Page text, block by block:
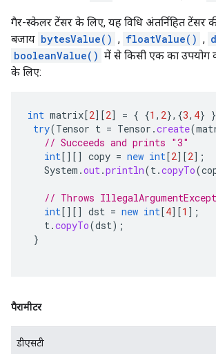
गैर-स्केलर टेंसर के लिए, यह विधि अंतर्निहित टेंसर
बजाय bytesValue() , floatValue() ,
booleanValue() में से किसी एक का उपयोग
के लिए:
int matrix[2][2] = { {1 , 2},{3, 4}
try(Tensor t = Tensor .create(
// Succeeds and prints "3"
int[][] copy = new int[2][2] ;
System .out.println(t.copyTo(
// Throws
int[][] dst = new int[4][1 ] ;
t.copyTo(dst);
}
पैरामीटर
डीएसटी